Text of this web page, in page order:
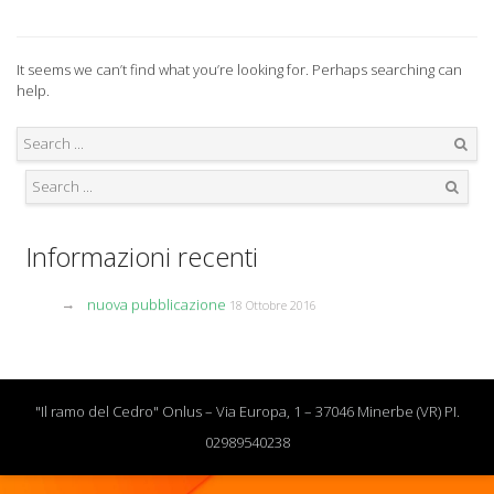
It seems we can’t find what you’re looking for. Perhaps searching can
help.
Informazioni recenti
nuova pubblicazione 18 Ottobre 2016
"Il ramo del Cedro" Onlus – Via Europa, 1 – 37046 Minerbe (VR) PI.
02989540238